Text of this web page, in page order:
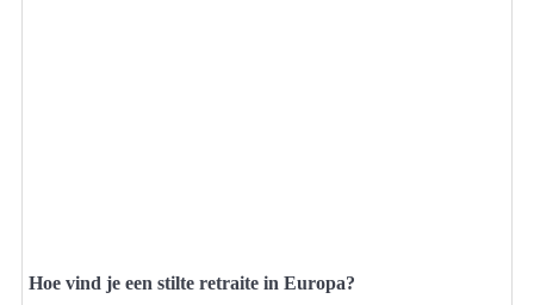
Hoe vind je een stilte retraite in Europa?